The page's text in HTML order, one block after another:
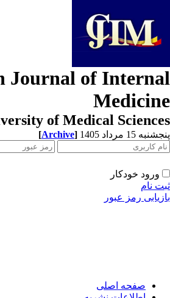
Journal of
of Medical
15 مرداد 1405 [Archive]
ورود خودکار
نام
رمز عبور
صفحه اصلی